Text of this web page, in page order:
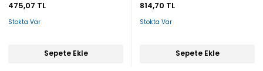
475,07 TL
Stokta Var
Sepete Ekle
814,70 TL
Stokta Var
Sepete Ekle